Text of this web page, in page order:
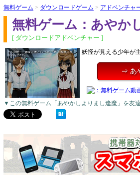
無料ゲーム > ダウンロードゲーム > アドベンチャ
無料ゲーム：あやか
[ ダウンロードアドベンチャー ]
妖怪が見える少年が
⇒ あ
▼この無料ゲーム「あやかしよりまし逢魔」を友